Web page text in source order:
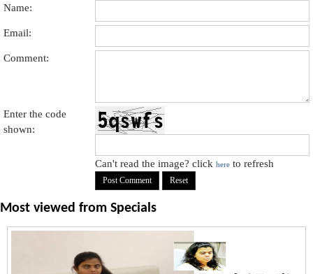
Name:
Email:
Comment:
Enter the code
shown:
Can't read the image? clickhere to refresh
Most viewed from Specials